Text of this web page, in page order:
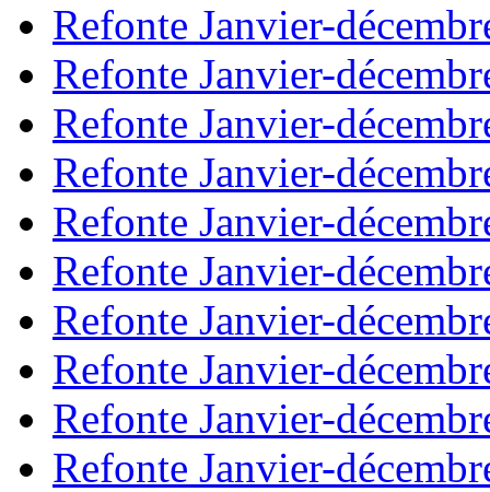
Refonte Janvier-
Refonte Janvier-
Refonte Janvier-
Refonte Janvier-
Refonte Janvier-
Refonte Janvier-
Refonte Janvier-
Refonte Janvier-
Refonte Janvier-
Refonte Janvier-